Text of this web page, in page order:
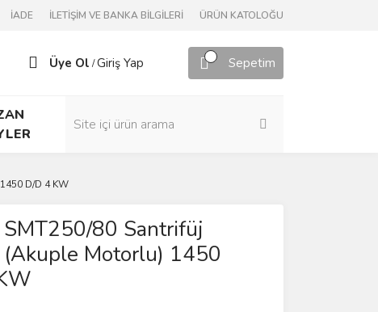
İADE İLETİŞİM VE BANKA BİLGİLERİ ÜRÜN KATOLOĞU
Üye Ol /Giriş Yap Sepetim
D/D 4 KW
SMT250/80 Santrifüj
(Akuple Motorlu) 1450